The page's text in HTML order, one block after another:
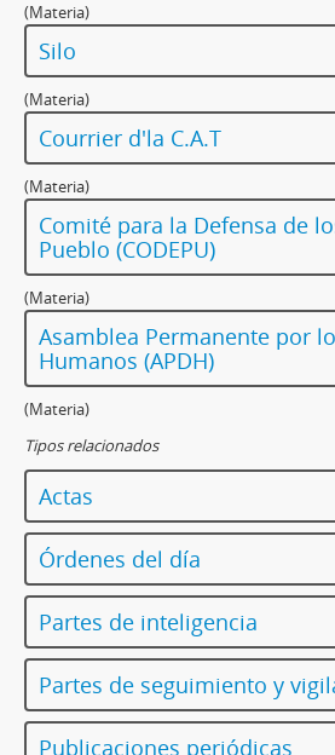
(Materia)
Silo
(Materia)
Courrier d'la C.A.T
(Materia)
Comité para la Defensa de
Pueblo (CODEPU)
(Materia)
Asamblea Permanente por
Humanos (APDH)
(Materia)
Tipos relacionados
Actas
Órdenes del día
Partes de inteligencia
Partes de seguimiento y
Publicaciones periódicas